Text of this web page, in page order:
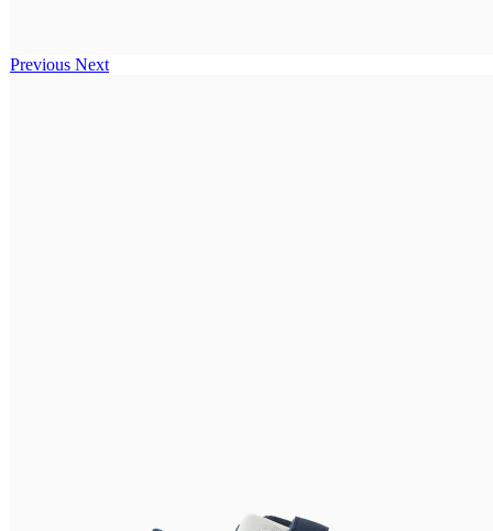
Previous Next